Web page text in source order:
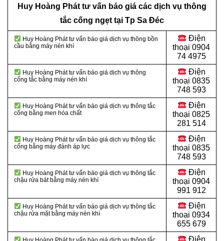
Huy Hoàng Phát tư vấn báo giá các dịch vụ thông
tắc cống ngẹt tại Tp Sa Đéc
Huy Hoàng Phát tư vấn báo giá dịch vụ thông bồn
cầu bằng máy nén khí
Điện
thoại 0904
74 4975
Huy Hoàng Phát tư vấn báo giá dịch vụ thông
cống tắc bằng máy nén khí
Điện
thoại 0835
748 593
Huy Hoàng Phát tư vấn báo giá dịch vụ thông tắc
cống bằng men hóa chất
Điện
thoại 0825
281 514
Huy Hoàng Phát tư vấn báo giá dịch vụ thông tắc
cống bằng máy đánh áp lực
Điện
thoại 0835
748 593
Huy Hoàng Phát tư vấn báo giá dịch vụ thông tắc
chậu rửa bát bằng máy nén khí
Điện
thoại 0904
991 912
Huy Hoàng Phát tư vấn báo giá dịch vụ thông tắc
chậu rửa mặt bằng máy nén khí
Điện
thoại 0934
655 679